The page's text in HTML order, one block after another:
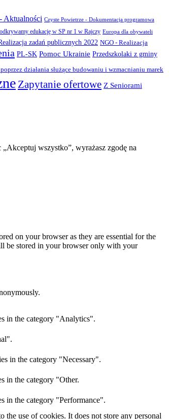
Aktualności Czyste Powietrze - Dokumentacja programowa
edukację w SP nr 1 w Rajczy Europa dla obywateli
zadań publicznych 2022 NGO - Realizacja
PL-SK Pomoc Ukrainie Przedszkolaki z gminy
działania służące budowaniu i wzmacnianiu marek
Zapytanie ofertowe Z Seniorami
wszystko”, wyrażasz zgodę na
on your browser as they are essential for the
be stored in your browser only with your
in the category "Analytics".
in the category "Necessary".
in the category "Other.
in the category "Performance".
the use of cookies. It does not store any personal